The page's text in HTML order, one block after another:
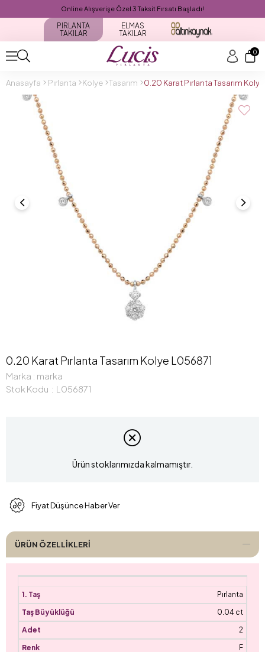
Online Alışverişe Özel 3 Taksit Fırsatı Başladı!
PIRLANTA
TAKILAR
ELMAS
TAKILAR
0
Anasayfa Pırlanta Kolye Tasarım 0.20 Karat Pırlanta Tasarım
0.20 Karat Pırlanta Tasarım Kolye L056871
Marka : marka
Stok Kodu
L056871
Ürün stoklarımızda kalmamıştır.
Fiyat Düşünce Haber Ver
ÜRÜN ÖZELLIKLERI
Pırlanta
0.04 ct
2
F